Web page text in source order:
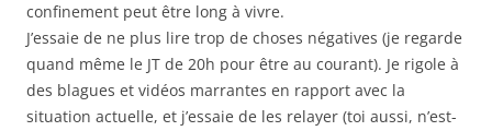
confinement peut être long à vivre.
J’essaie de ne plus lire trop de choses négatives (je regarde
quand même le JT de 20h pour être au courant). Je rigole à
des blagues et vidéos marrantes en rapport avec la
situation actuelle, et j’essaie de les relayer (toi aussi, n’est-